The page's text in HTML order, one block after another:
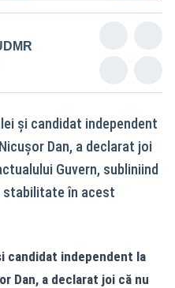
și candidat independent
Dan, a declarat joi
Guvern, subliniind
stabilitate în acest
candidat independent la
Dan, a declarat joi că nu